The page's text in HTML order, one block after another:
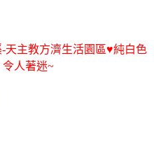
天主教方濟生活園區♥純白色
人著迷~